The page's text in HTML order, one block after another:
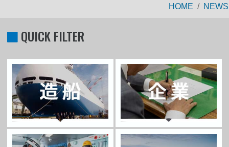
HOME NEWS
QUICK FILTER